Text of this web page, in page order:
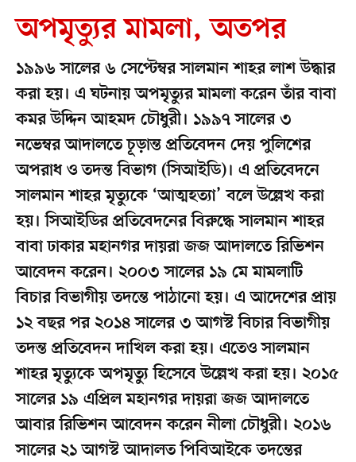
অপমৃত্যুর মামলা, অতপর
১৯৯৬ সালের ৬ সেপ্টেম্বর সালমান শাহর লাশ উদ্ধার
করা হয়। এ ঘটনায় অপমৃত্যুর মামলা করেন তাঁর বাবা
কমর উদ্দিন আহমদ চৌধুরী। ১৯৯৭ সালের ৩
নভেম্বর আদালতে চূড়ান্ত প্রতিবেদন দেয় পুলিশের
অপরাধ ও তদন্ত বিভাগ (সিআইডি)। এ প্রতিবেদনে
সালমান শাহর মৃত্যুকে ‘আত্মহত্যা’ বলে উল্লেখ করা
হয়। সিআইডির প্রতিবেদনের বিরুদ্ধে সালমান শাহর
বাবা ঢাকার মহানগর দায়রা জজ আদালতে রিভিশন
আবেদন করেন। ২০০৩ সালের ১৯ মে মামলাটি
বিচার বিভাগীয় তদন্তে পাঠানো হয়। এ আদেশের প্রায়
১২ বছর পর ২০১৪ সালের ৩ আগস্ট বিচার বিভাগীয়
তদন্ত প্রতিবেদন দাখিল করা হয়। এতেও সালমান
শাহর মৃত্যুকে অপমৃত্যু হিসেবে উল্লেখ করা হয়। ২০১৫
সালের ১৯ এপ্রিল মহানগর দায়রা জজ আদালতে
আবার রিভিশন আবেদন করেন নীলা চৌধুরী। ২০১৬
সালের ২১ আগস্ট আদালত পিবিআইকে তদন্তের